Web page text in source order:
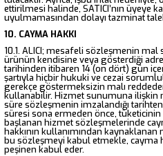
ettirilmesi halinde, SATICI’nın üyeye
uyulmamasından dolayı tazminat
10. CAYMA HAKKI
10.1. ALICI; mesafeli sözleşmenin mal
ürünün kendisine veya gösterdiği
tarihinden itibaren 14 (on dört) gün
şartıyla hiçbir hukuki ve cezai
gerekçe göstermeksizin malı
kullanabilir. Hizmet sunumuna ilişkin
süre sözleşmenin imzalandığı
süresi sona ermeden önce, tüketicinin
başlanan hizmet sözleşmelerinde
hakkının kullanımından kaynaklanan
bu sözleşmeyi kabul etmekle,
peşinen kabul eder.